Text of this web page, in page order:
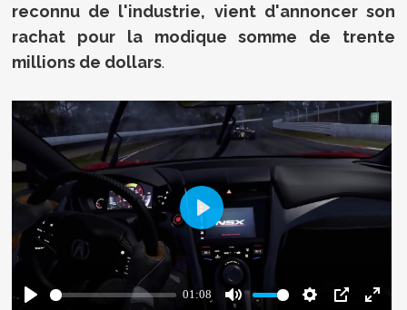
reconnu de l'industrie, vient d'annoncer son
rachat pour la modique somme de trente
millions de dollars.